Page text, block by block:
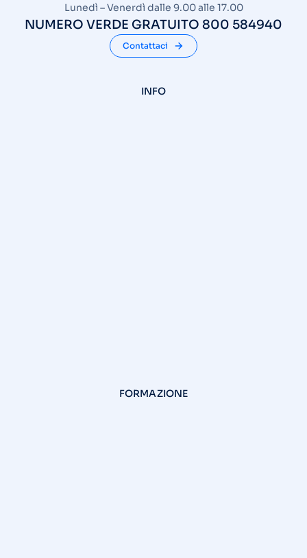
Lunedì – Venerdì dalle 9.00 alle 17.00
NUMERO VERDE GRATUITO 800 584940
Contattaci
INFO
FORMAZIONE